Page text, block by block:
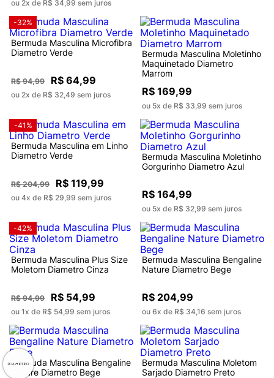
ou 2x de R$ 34,99 sem juros
-32%
Bermuda Masculina Microfibra
Diametro Verde
R$ 94,99 R$ 64,99
ou 2x de R$ 32,49 sem juros
Bermuda Masculina Moletinho
Maquinetado Diametro
Marrom
R$ 169,99
ou 5x de R$ 33,99 sem juros
-41%
Bermuda Masculina em Linho
Diametro Verde
R$ 204,99 R$ 119,99
ou 4x de R$ 29,99 sem juros
Bermuda Masculina Moletinho
Gorgurinho Diametro Azul
R$ 164,99
ou 5x de R$ 32,99 sem juros
-42%
Bermuda Masculina Plus Size
Moletom Diametro Cinza
R$ 94,99 R$ 54,99
ou 1x de R$ 54,99 sem juros
Bermuda Masculina Bengaline
Nature Diametro Bege
R$ 204,99
ou 6x de R$ 34,16 sem juros
Bermuda Masculina Bengaline
Nature Diametro Bege
Bermuda Masculina Moletom
Sarjado Diametro Preto